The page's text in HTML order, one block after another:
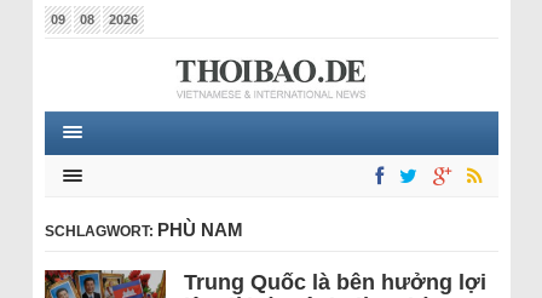
09 08 2026
SCHLAGWORT: PHÙ NAM
Trung Quốc là bên hưởng lợi